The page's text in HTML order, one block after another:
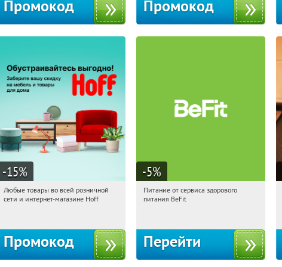
Промокод Промокод
-15%
18:14:25 Получили:
Любые товары во всей розничной
сети и интернет-магазине Hoff
Промокод
-5%
18:14:25
Получи первым!
Питание от сервиса здорового
питания BeFit
Перейти